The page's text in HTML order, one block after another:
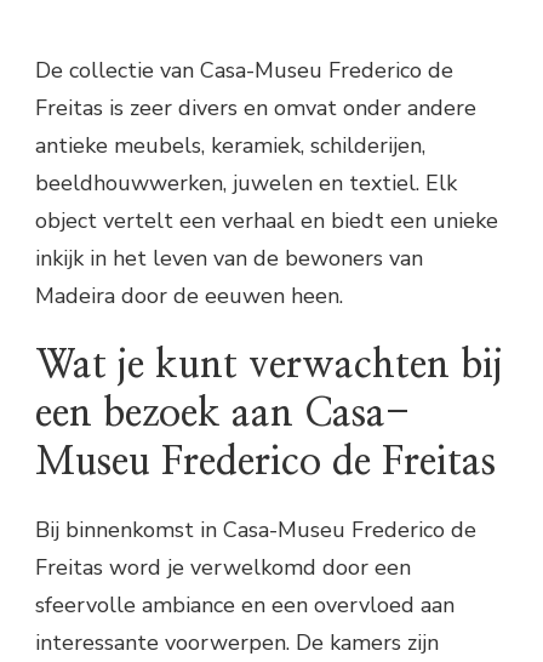
De collectie van Casa-Museu Frederico de
Freitas is zeer divers en omvat onder andere
antieke meubels, keramiek, schilderijen,
beeldhouwwerken, juwelen en textiel. Elk
object vertelt een verhaal en biedt een unieke
inkijk in het leven van de bewoners van
Madeira door de eeuwen heen.
Wat je kunt verwachten bij
een bezoek aan Casa-
Museu Frederico de Freitas
Bij binnenkomst in Casa-Museu Frederico de
Freitas word je verwelkomd door een
sfeervolle ambiance en een overvloed aan
interessante voorwerpen. De kamers zijn